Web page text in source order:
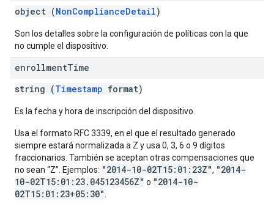
object (NonComplianceDetail)
Son los detalles sobre la configuración de políticas con la que
no cumple el dispositivo.
enrollmentTime
string (Timestamp format)
Es la fecha y hora de inscripción del dispositivo.
Usa el formato RFC 3339, en el que el resultado generado
siempre estará normalizada a Z y usa 0, 3, 6 o 9 dígitos
fraccionarios. También se aceptan otras compensaciones que
no sean “Z”. Ejemplos: "2014-10-02T15:01:23Z", "2014-
10-02T15:01:23.045123456Z" o "2014-10-
02T15:01:23+05:30"